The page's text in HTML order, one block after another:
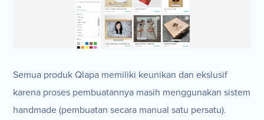
Semua produk Qlapa memiliki keunikan dan ekslusif
karena proses pembuatannya masih menggunakan sistem
handmade (pembuatan secara manual satu persatu).